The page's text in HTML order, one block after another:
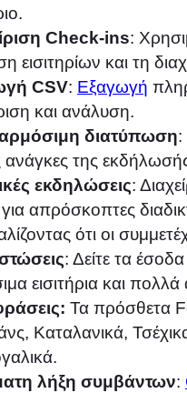
Check-ins:
εισιτηρίων και τη
CSV: Εξαγωγή
και ανάλυση.
διατύπωση:
ανάγκες της
εκδηλώσεις:
απρόσκοπτες
ότι οι
: Δείτε τα
εισιτήρια και
Τα πρόσθετα
Καταλανικά,
λήξη συμβάντων: